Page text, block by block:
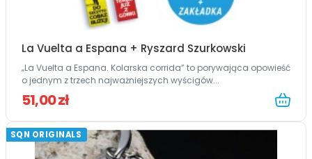
La Vuelta a Espana + Ryszard Szurkowski
„La Vuelta a Espana. Kolarska corrida” to porywająca opowieść
o jednym z trzech najważniejszych wyścigów...
51,00 zł
SQN ORIGINALS